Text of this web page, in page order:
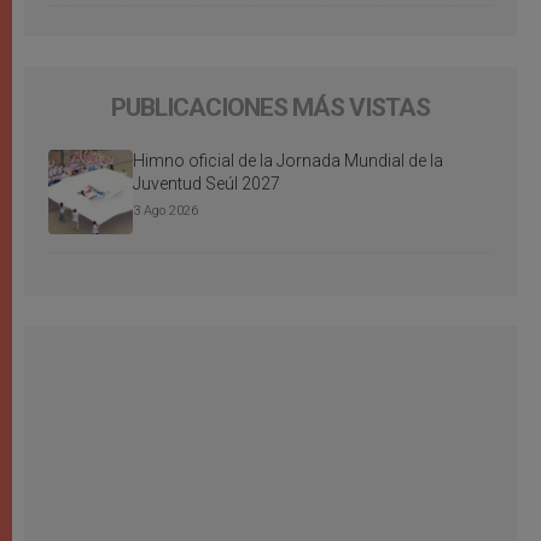
PUBLICACIONES MÁS VISTAS
Himno oficial de la Jornada Mundial de la
Juventud Seúl 2027
3 Ago 2026